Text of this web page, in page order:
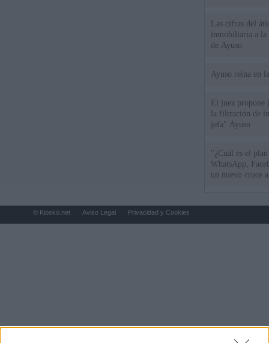
Las cifras del
inmobiliaria a la
de Ayuso
Ayuso reina en
El juez propone
la filtración de
jefa" Ayuso
"¿Cuál es el
WhatsApp,
un nuevo cruce
© Kiosko.net Aviso Legal Privacidad y Cookies